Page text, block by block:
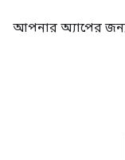
আপনার অ্যাপের